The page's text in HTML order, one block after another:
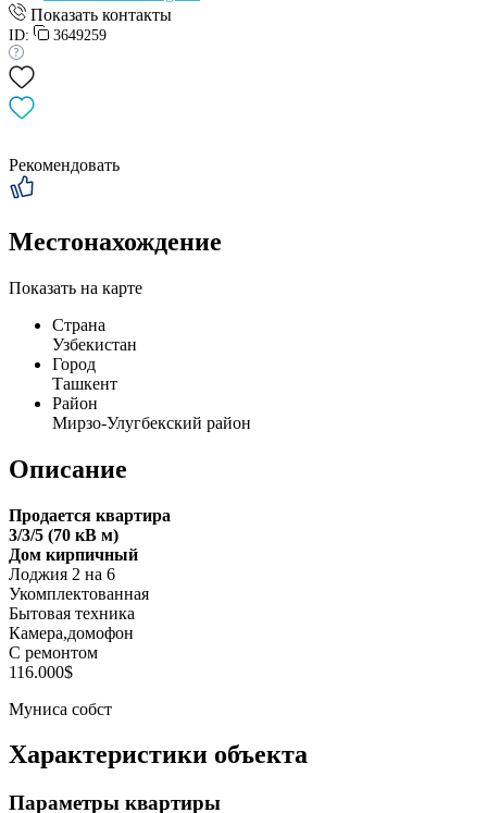
Показать контакты
ID: 3649259
Рекомендовать
Местонахождение
Показать на карте
Страна
Узбекистан
Город
Ташкент
Район
Мирзо-Улугбекский район
Описание
Продается квартира
3/3/5 (70 кВ м)
Дом кирпичный
Лоджия 2 на 6
Укомплектованная
Бытовая техника
Камера,домофон
С ремонтом
116.000$
Муниса собст
Характеристики объекта
Параметры квартиры